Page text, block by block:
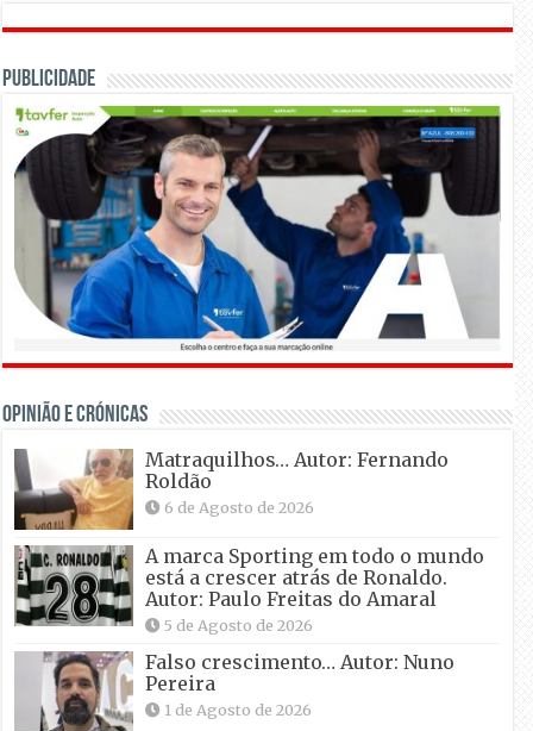
Publicidade
OPINIÃO E CRÓNICAS
Matraquilhos… Autor: Fernando
Roldão
6 de Agosto de 2026
A marca Sporting em todo o mundo
está a crescer atrás de Ronaldo.
Autor: Paulo Freitas do Amaral
5 de Agosto de 2026
Falso crescimento… Autor: Nuno
Pereira
1 de Agosto de 2026